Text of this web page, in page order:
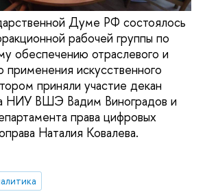
Думе РФ состоялось
рабочей группы по
обеспечению отраслевого и
применения искусственного
приняли участие декан
НИУ ВШЭ Вадим Виноградов и
права цифровых
Наталия Ковалева.